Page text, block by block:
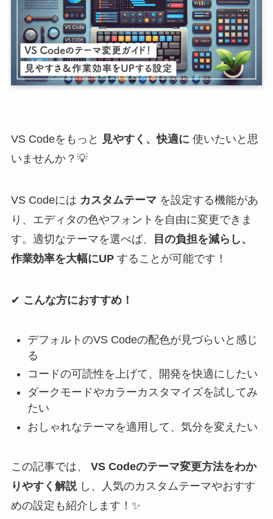
VS Codeをもっと 見やすく、快適に 使いたいと思
いませんか？💡
VS Codeには カスタムテーマ を設定する機能があ
り、エディタの色やフォントを自由に変更できま
す。適切なテーマを選べば、
目の負担を減らし、
作業効率を大幅にUPすることが可能です！
✔ こんな方におすすめ！
デフォルトのVS Codeの配色が見づらいと感じ
る
コードの可読性を上げて、開発を快適にしたい
ダークモードやカラーカスタマイズを試してみ
たい
おしゃれなテーマを適用して、気分を変えたい
この記事では、 VS Codeのテーマ変更方法をわか
りやすく解説し、人気のカスタムテーマやおすす
めの設定も紹介します！✨